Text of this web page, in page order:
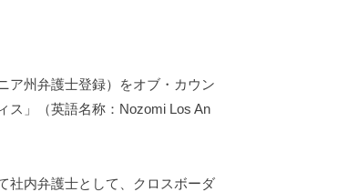
ア州弁護士登録）をオブ・カウン
ス」（英語名称：Nozomi Los An
社内弁護士として、クロスボーダ